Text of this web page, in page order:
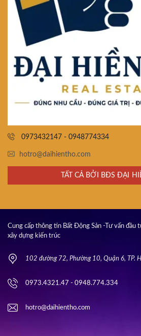
0973432147 - 0948774334
hotro@daihientho.com
TẤT CẢ BỞI BĐS ĐẠI
Cung cấp thông tin Bất Động Sản -Tư vấn đầu
xây dựng kiến trúc
102 đường 72, Phường 10, Quận 6, TP.
0973.4321.47 - 0948.774.334
hotro@daihientho.com